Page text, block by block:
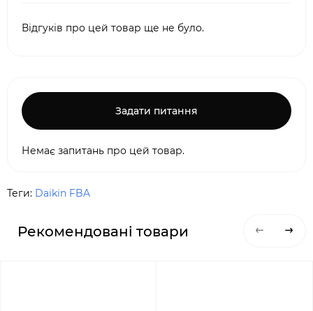
Відгуків про цей товар ще не було.
Задати питання
Немає запитань про цей товар.
Теги: Daikin FBA
Рекомендовані товари